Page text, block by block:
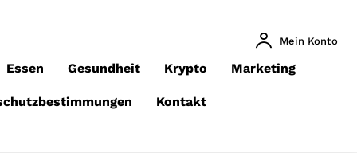
Mein Konto
Essen Gesundheit Krypto Marketing
Kontakt